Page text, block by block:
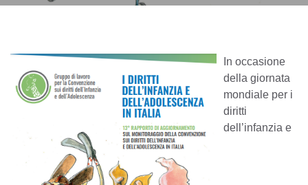
In occasione
della giornata
mondiale per i
diritti
dell’infanzia e